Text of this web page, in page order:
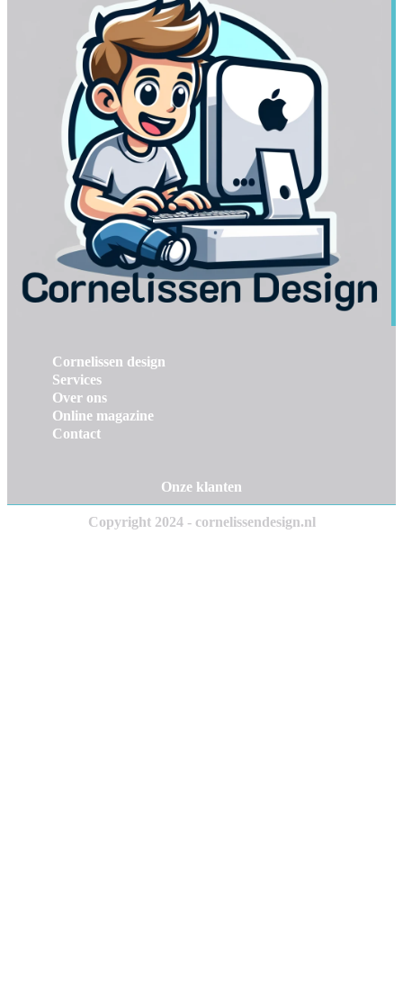
Cornelissen design
Services
Over ons
Online magazine
Contact
Onze klanten
Copyright 2024 - cornelissendesign.nl